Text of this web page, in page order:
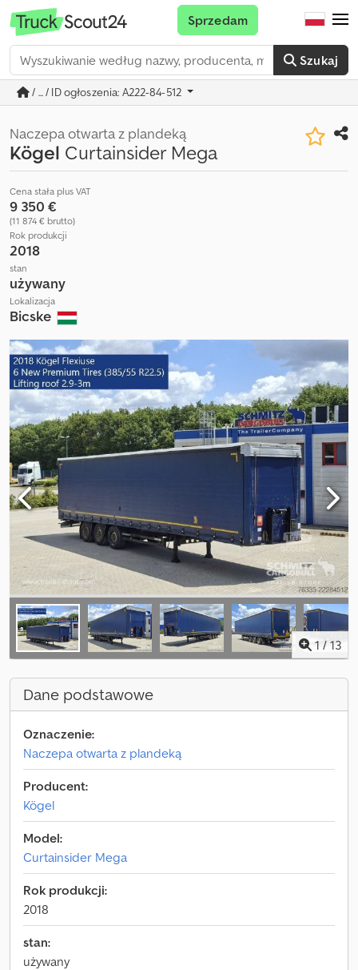
Szukaj
Sprzedam
/ ... / ID ogłoszenia: A222-84-512
Naczepa otwarta z plandeką
Kögel Curtainsider Mega
Cena stała plus VAT
9 350 €
(11 874 € brutto)
Rok produkcji
2018
stan
używany
Lokalizacja
Bicske
1 / 13
Dane podstawowe
Oznaczenie:
Naczepa otwarta z plandeką
Producent:
Kögel
Model:
Curtainsider Mega
Rok produkcji:
2018
stan:
używany